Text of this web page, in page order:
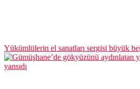
Yükümlülerin el sanatları sergisi büyük